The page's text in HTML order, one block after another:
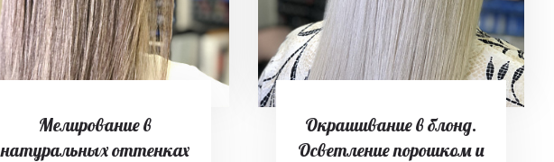
Мелирование в
натуральных оттенках
Окрашивание в блонд.
Осветление порошком и